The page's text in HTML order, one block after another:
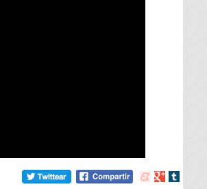
Compartir
Compartir
Compartir